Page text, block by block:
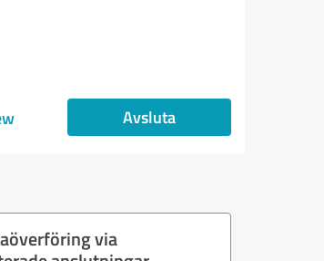
Avsluta
via